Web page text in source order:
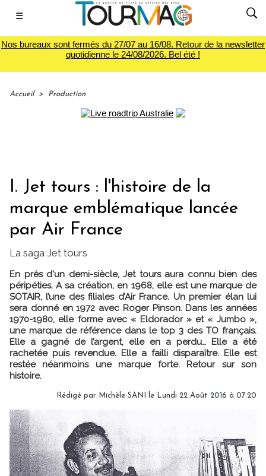
☰
Nos bureaux sont fermés du 27/07 au 16/08. Retour de la newsletter
quotidienne le 24/08/2026. Bel été !
Accueil > Production
I. Jet tours : l'histoire de la
marque emblématique lancée
par Air France
La saga Jet tours
En près d'un demi-siècle, Jet tours aura connu bien des
péripéties. A sa création, en 1968, elle est une marque de
SOTAIR, l’une des filiales d’Air France. Un premier élan lui
sera donné en 1972 avec Roger Pinson. Dans les années
1970-1980, elle forme avec « Eldorador » et « Jumbo »,
une marque de référence dans le top 3 des TO français.
Elle a gagné de l’argent, elle en a perdu… Elle a été
rachetée puis revendue. Elle a failli disparaître. Elle est
restée néanmoins une marque forte. Retour sur son
histoire.
Rédigé par Michèle SANI le Lundi 22 Août 2016 à 07:20